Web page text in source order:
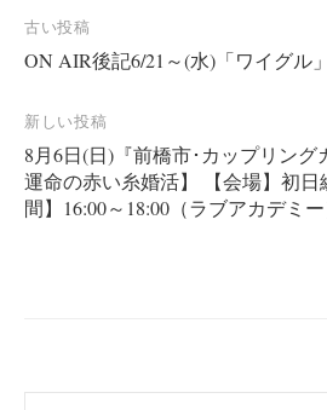
投
稿
ナ
ビ
ゲ
ー
古い投稿
ON AIR後記6/21～(水)「ワイグル
新しい投稿
8月6日(日)『前橋市･カップリン
運命の赤い糸婚活】 【会場】初
間】16:00～18:00（ラブアカデミ